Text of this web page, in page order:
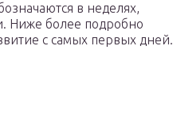
в неделях,
Ниже более подробно
с самых первых дней.